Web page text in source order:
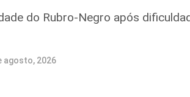
do Rubro-Negro após
agosto, 2026